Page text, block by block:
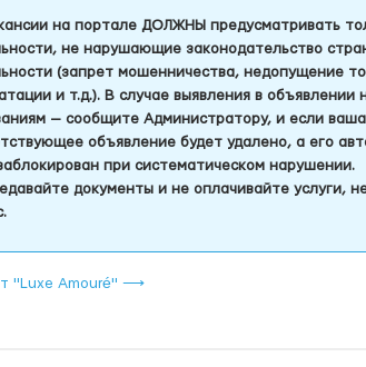
на портале ДОЛЖНЫ предусматривать
не нарушающие законодательство
(запрет мошенничества, недопущение
и т.д.). В случае выявления в объявлении
— сообщите Администратору, и если
объявление будет удалено, а его
при систематическом нарушении.
документы и не оплачивайте услуги,
"Luxe Amouré" ⟶